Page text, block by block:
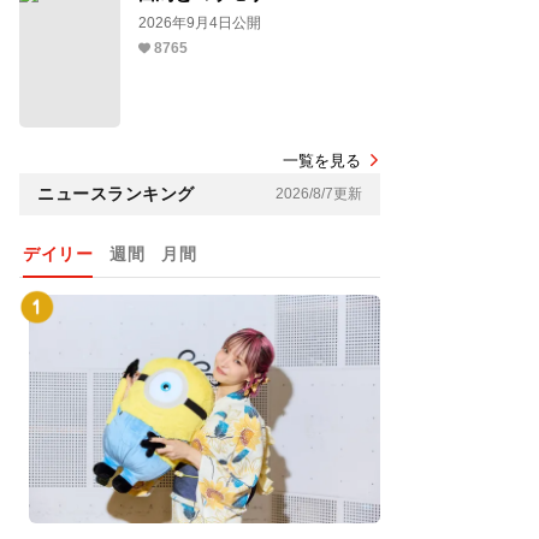
2026年9月4日公開
8765
一覧を見る
ニュースランキング 2026/8/7更新
デイリー 週間 月間